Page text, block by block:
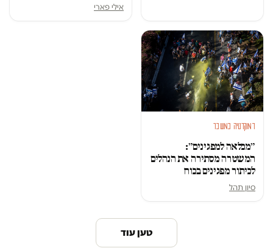
אילי פארי
דמוקרטיה במשבר
״מכלאה למפגינים״:
המשטרה מסתירה את הנהלים
לכיתור מפגינים בכוח
סיון תהל
טען עוד